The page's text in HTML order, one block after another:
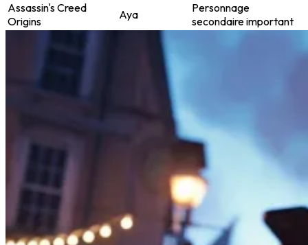
Assassin's Creed
Origins
Aya
Personnage
secondaire important